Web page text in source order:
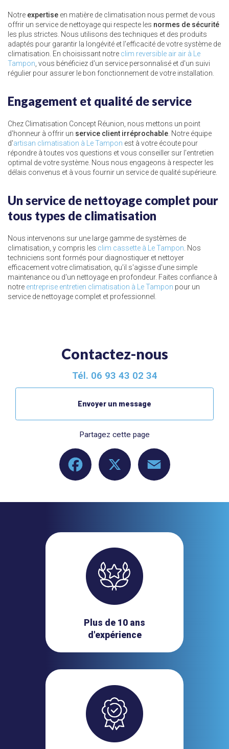
Notre expertise en matière de climatisation nous permet de vous
offrir un service de nettoyage qui respecte les normes de sécurité
les plus strictes. Nous utilisons des techniques et des produits
adaptés pour garantir la longévité et l'efficacité de votre système de
climatisation. En choisissant notre clim reversible air air à Le
Tampon , vous bénéficiez d'un service personnalisé et d'un suivi
régulier pour assurer le bon fonctionnement de votre installation.
Engagement et qualité de service
Chez Climatisation Concept Réunion, nous mettons un point
d'honneur à offrir un service client irréprochable . Notre équipe
d'artisan climatisation à Le Tampon est à votre écoute pour
répondre à toutes vos questions et vous conseiller sur l'entretien
optimal de votre système. Nous nous engageons à respecter les
délais convenus et à vous fournir un service de qualité supérieure.
Un service de nettoyage complet pour
tous types de climatisation
Nous intervenons sur une large gamme de systèmes de
climatisation, y compris les clim cassette à Le Tampon . Nos
techniciens sont formés pour diagnostiquer et nettoyer
efficacement votre climatisation, qu'il s'agisse d'une simple
maintenance ou d'un nettoyage en profondeur. Faites confiance à
notre entreprise entretien climatisation à Le Tampon pour un
service de nettoyage complet et professionnel.
Contactez-nous
Tél. 06 93 43 02 34
Envoyer un message
Partagez cette page
Facebook
Plus de 10 ans
d'expérience